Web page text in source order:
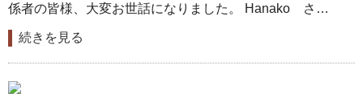
係者の皆様、大変お世話になりました。 Hanako さ…
続きを見る